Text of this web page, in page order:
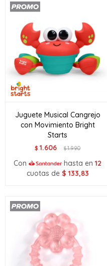
Juguete Musical Cangrejo
con Movimiento Bright
Starts
$ 1.606 $1.990
Con hasta en 12
cuotas de $ 133,83